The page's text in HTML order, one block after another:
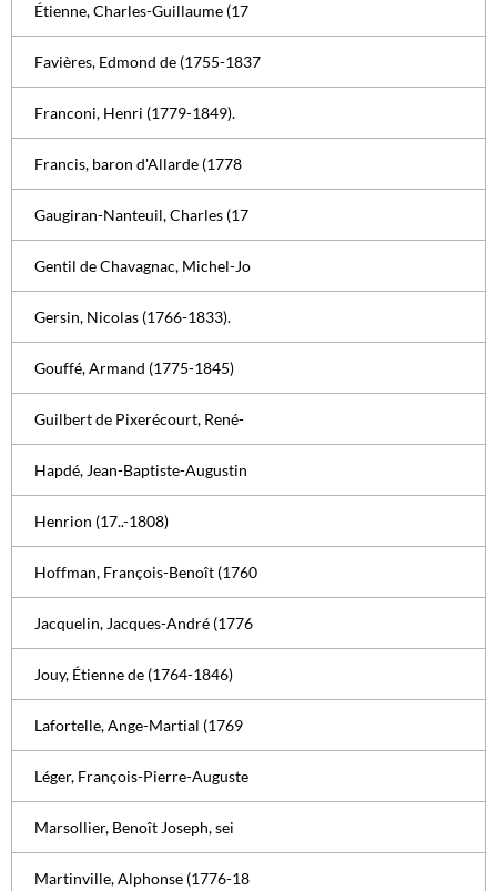
Étienne, Charles-Guillaume (17
Favières, Edmond de (1755-1837
Franconi, Henri (1779-1849).
Francis, baron d'Allarde (1778
Gaugiran-Nanteuil, Charles (17
Gentil de Chavagnac, Michel-Jo
Gersin, Nicolas (1766-1833).
Gouffé, Armand (1775-1845)
Guilbert de Pixerécourt, René-
Hapdé, Jean-Baptiste-Augustin
Henrion (17..-1808)
Hoffman, François-Benoît (1760
Jacquelin, Jacques-André (1776
Jouy, Étienne de (1764-1846)
Lafortelle, Ange-Martial (1769
Léger, François-Pierre-Auguste
Marsollier, Benoît Joseph, sei
Martinville, Alphonse (1776-18